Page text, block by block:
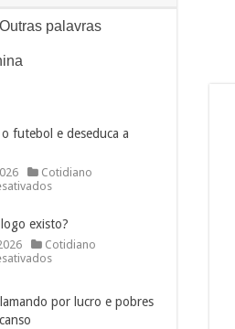
Outras palavras
futebol e deseduca a
Cotidiano
em
o
futebol
e
deseduca
juventude
existo?
Cotidiano
em
sigo,
logo
por lucro e pobres